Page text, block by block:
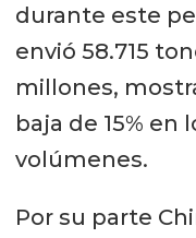
durante este
envió 58.715
millones,
baja de 15% en
volúmenes.
Por su parte